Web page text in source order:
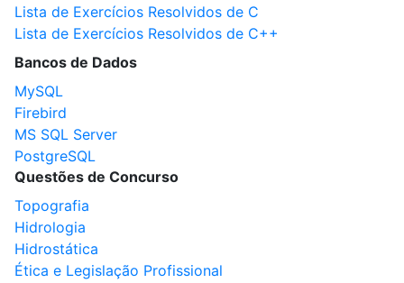
Lista de Exercícios Resolvidos de C
Lista de Exercícios Resolvidos de C++
Bancos de Dados
MySQL
Firebird
MS SQL Server
PostgreSQL
Questões de Concurso
Topografia
Hidrologia
Hidrostática
Ética e Legislação Profissional